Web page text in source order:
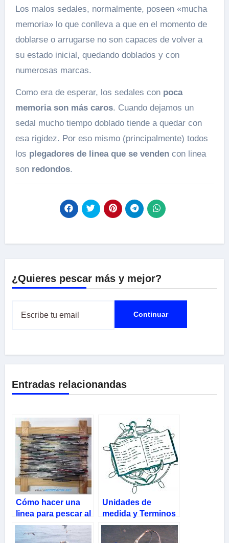
Los malos sedales, normalmente, poseen «mucha
memoria» lo que conlleva a que en el momento de
doblarse o arrugarse no son capaces de volver a
su estado inicial, quedando doblados y con
numerosas marcas.
Como era de esperar, los sedales con poca
memoria son más caros. Cuando dejamos un
sedal mucho tiempo doblado tiende a quedar con
esa rigidez. Por eso mismo (principalmente) todos
los plegadores de linea que se vendencon linea
son redondos.
¿Quieres pescar más y mejor?
Entradas relacionandas
Cómo hacer una
linea para pescar al
curricán o cacea
Unidades de
medida y Terminos
marineros